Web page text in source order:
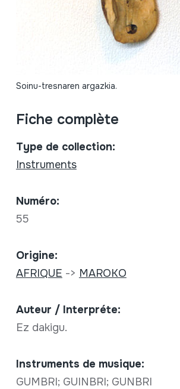
Soinu-tresnaren argazkia.
Fiche complète
Type de collection:
Instruments
Numéro:
55
Origine:
AFRIQUE -> MAROKO
Auteur / Interpréte:
Ez dakigu.
Instruments de musique:
GUMBRI; GUINBRI; GUNBRI